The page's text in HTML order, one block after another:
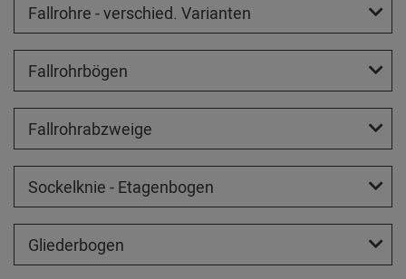
Fallrohre - verschied. Varianten
Fallrohrbögen
Fallrohrabzweige
Sockelknie - Etagenbogen
Gliederbogen